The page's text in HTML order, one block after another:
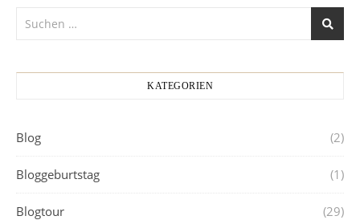
KATEGORIEN
Blog (2)
Bloggeburtstag (1)
Blogtour (29)